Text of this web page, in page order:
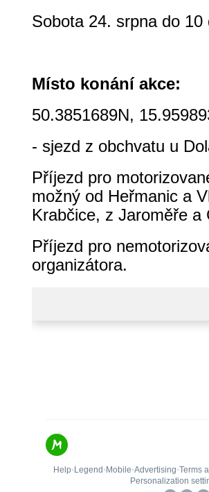
Sobota 24. srpna do 10
Místo konání akce:
50.3851689N,
- sjezd z obchvatu u
Příjezd pro
možný od Heřmanic a
Krabčice, z Jaroměře a
Příjezd pro
organizátora.